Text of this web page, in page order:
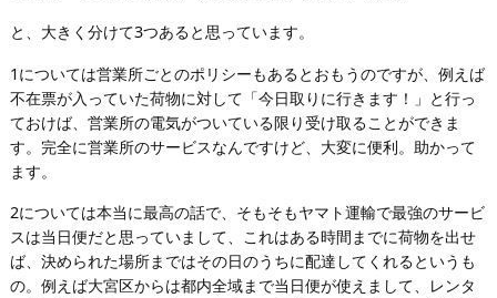
と、大きく分けて3つあると思っています。
1については営業所ごとのポリシーもあるとおもうのですが、例えば
不在票が入っていた荷物に対して「今日取りに行きます！」と行っ
ておけば、営業所の電気がついている限り受け取ることができま
す。完全に営業所のサービスなんですけど、大変に便利。助かって
ます。
2については本当に最高の話で、そもそもヤマト運輸で最強のサービ
スは当日便だと思っていまして、これはある時間までに荷物を出せ
ば、決められた場所まではその日のうちに配達してくれるというも
の。例えば大宮区からは都内全域まで当日便が使えまして、レンタ